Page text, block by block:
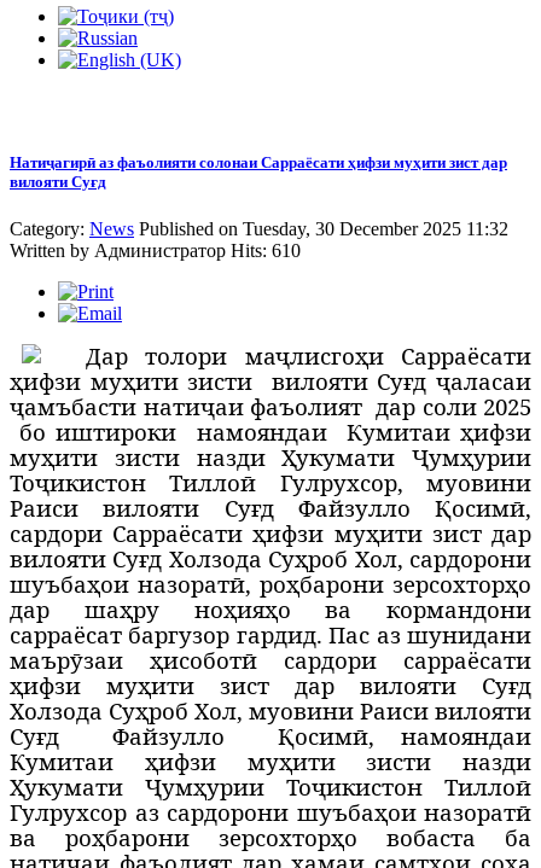
Натиҷагирӣ аз фаъолияти солонаи Сарраёсати ҳифзи муҳити зист дар
вилояти Суғд
Category: News Published on Tuesday, 30 December 2025 11:32
Written by Администратор Hits: 610
Дар толори маҷлисгоҳи Сарраёсати
ҳифзи муҳити зисти
вилояти Суғд ҷаласаи
ҷамъбасти натиҷаи фаъолият дар соли 2025
бо иштироки
намояндаи
Кумитаи ҳифзи
муҳити зисти назди Ҳукумати Ҷумҳурии
Тоҷикистон Тиллоӣ Гулрухсор, муовини
Раиси вилояти Суғд Файзулло Қосимӣ,
сардори Сарраёсати ҳифзи муҳити зист дар
вилояти Суғд Холзода Суҳроб Хол, сардорони
шуъбаҳои назоратӣ, роҳбарони зерсохторҳо
дар шаҳру ноҳияҳо ва кормандони
сарраёсат баргузор гардид. Пас аз шунидани
маърӯзаи ҳисоботӣ сардори сарраёсати
ҳифзи муҳити зист дар вилояти Суғд
Холзода Суҳроб Хол, муовини Раиси вилояти
Суғд
Файзулло
Қосимӣ, намояндаи
Кумитаи ҳифзи муҳити зисти назди
Ҳукумати Ҷумҳурии Тоҷикистон Тиллоӣ
Гулрухсор аз сардорони шуъбаҳои назоратӣ
ва роҳбарони зерсохторҳо вобаста ба